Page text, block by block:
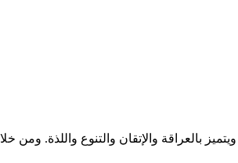
بالعراقة والإتقان والتنوع واللذة. ومن